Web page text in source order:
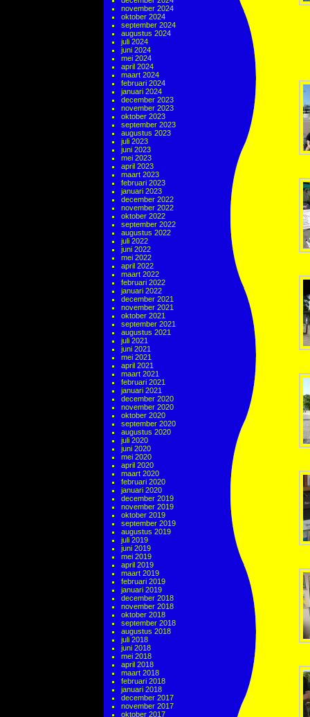
november 2024
oktober 2024
september 2024
augustus 2024
juli 2024
juni 2024
mei 2024
april 2024
maart 2024
februari 2024
januari 2024
december 2023
november 2023
oktober 2023
september 2023
augustus 2023
juli 2023
juni 2023
mei 2023
april 2023
maart 2023
februari 2023
januari 2023
december 2022
november 2022
oktober 2022
september 2022
augustus 2022
juli 2022
juni 2022
mei 2022
april 2022
maart 2022
februari 2022
januari 2022
december 2021
november 2021
oktober 2021
september 2021
augustus 2021
juli 2021
juni 2021
mei 2021
april 2021
maart 2021
februari 2021
januari 2021
december 2020
november 2020
oktober 2020
september 2020
augustus 2020
juli 2020
juni 2020
mei 2020
april 2020
maart 2020
februari 2020
januari 2020
december 2019
november 2019
oktober 2019
september 2019
augustus 2019
juli 2019
juni 2019
mei 2019
april 2019
maart 2019
februari 2019
januari 2019
december 2018
november 2018
oktober 2018
september 2018
augustus 2018
juli 2018
juni 2018
mei 2018
april 2018
maart 2018
februari 2018
januari 2018
december 2017
november 2017
oktober 2017